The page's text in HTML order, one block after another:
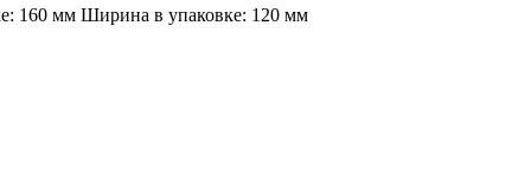
160 мм Ширина в упаковке: 120 мм